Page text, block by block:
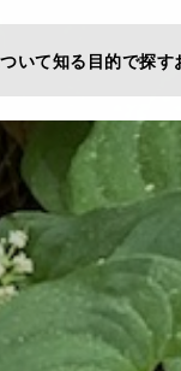
いて知る 目的で探す